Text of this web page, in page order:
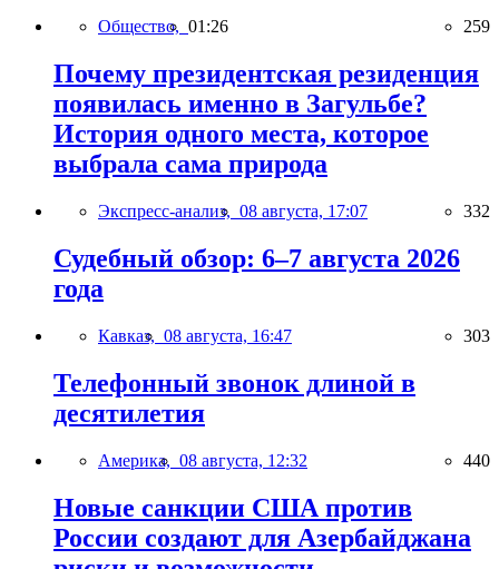
Общество, 01:26 259
Почему президентская резиденция
появилась именно в Загульбе?
История одного места, которое
выбрала сама природа
Экспресс-анализ, 08 августа, 17:07 332
Судебный обзор: 6–7 августа 2026
года
Кавказ, 08 августа, 16:47 303
Телефонный звонок длиной в
десятилетия
Америка, 08 августа, 12:32 440
Новые санкции США против
России создают для Азербайджана